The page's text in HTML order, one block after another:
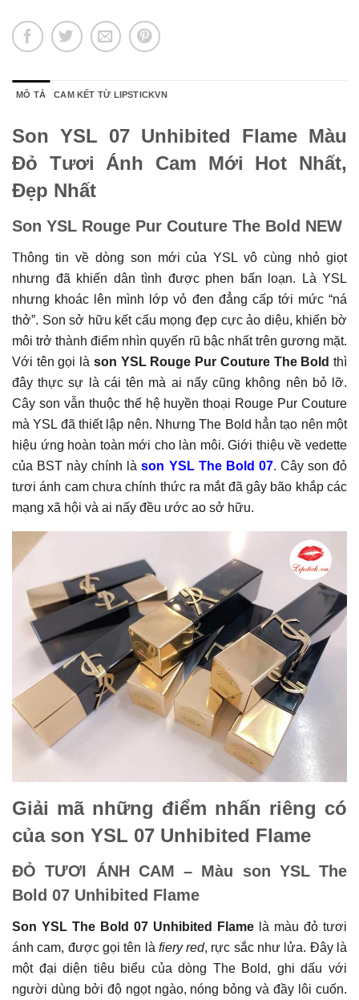
MÔ TẢ CAM KẾT TỪ LIPSTICKVN
Son YSL 07 Unhibited Flame Màu
Đỏ Tươi Ánh Cam Mới Hot Nhất,
Đẹp Nhất
Son YSL Rouge Pur Couture The Bold NEW
Thông tin về dòng son mới của YSL vô cùng nhỏ giọt
nhưng đã khiến dân tình được phen bấn loạn. Là YSL
nhưng khoác lên mình lớp vỏ đen đẳng cấp tới mức “ná
thở”. Son sở hữu kết cấu mọng đẹp cực ảo diệu, khiến bờ
môi trở thành điểm nhìn quyến rũ bậc nhất trên gương mặt.
Với tên gọi là son YSL Rouge Pur Couture The Bold thì
đây thực sự là cái tên mà ai nấy cũng không nên bỏ lỡ.
Cây son vẫn thuộc thế hệ huyền thoại Rouge Pur Couture
mà YSL đã thiết lập nên. Nhưng The Bold hẳn tạo nên một
hiệu ứng hoàn toàn mới cho làn môi. Giới thiệu về vedette
của BST này chính là son YSL The Bold 07. Cây son đỏ
tươi ánh cam chưa chính thức ra mắt đã gây bão khắp các
mạng xã hội và ai nấy đều ước ao sở hữu.
Giải mã những điểm nhấn riêng có
của son YSL 07 Unhibited Flame
ĐỎ TƯƠI ÁNH CAM – Màu son YSL The
Bold 07 Unhibited Flame
Son YSL The Bold 07 Unhibited Flame là màu đỏ tươi
ánh cam, được gọi tên là fiery red, rực sắc như lửa. Đây là
một đại diện tiêu biểu của dòng The Bold, ghi dấu với
người dùng bởi độ ngọt ngào, nóng bỏng và đầy lôi cuốn.